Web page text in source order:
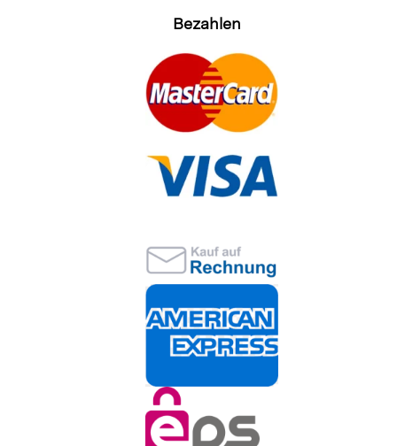
Bezahlen